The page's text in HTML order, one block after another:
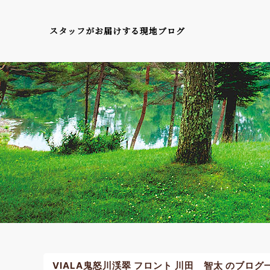
スタッフがお届けする現地ブログ
VIALA鬼怒川渓翠 フロント 川田 智太 のブログ